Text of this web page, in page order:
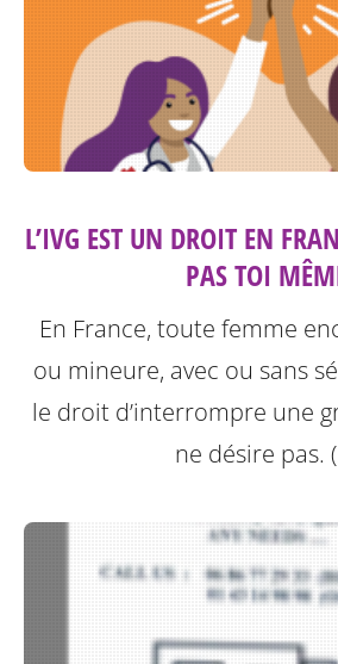
L’IVG EST UN DROIT EN
PAS TOI
En France, toute femme
ou mineure, avec ou sans
le droit d’interrompre une
ne désire pas.